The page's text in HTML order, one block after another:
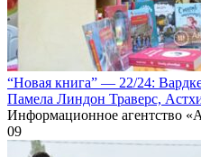
“Новая книга” — 22/24:
Памела Линдон Траверс,
Информационное агентство
09